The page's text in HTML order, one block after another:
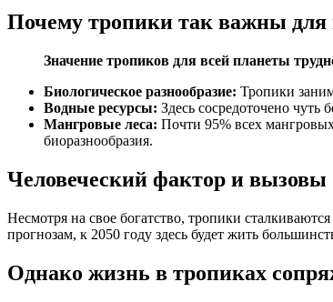
Почему тропики так важны для
Значение тропиков для всей планеты
Биологическое разнообразие: Тропики
Водные ресурсы: Здесь сосредоточено
Мангровые леса: Почти 95% всех
биоразнообразия.
Человеческий фактор и вызовы
Несмотря на свое богатство, тропики
прогнозам, к 2050 году здесь будет жить
Однако жизнь в тропиках